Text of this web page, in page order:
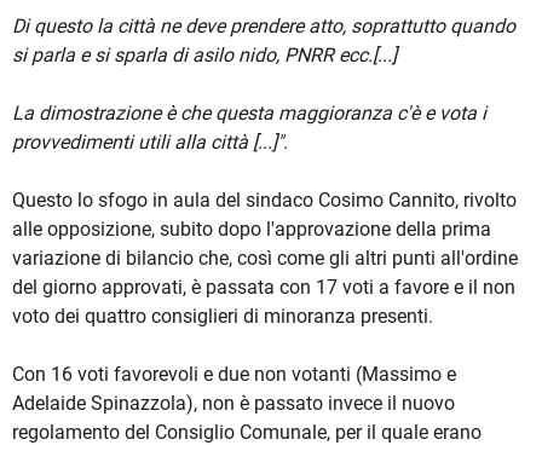
Di questo la città ne deve prendere atto, soprattutto quando
si parla e si sparla di asilo nido, PNRR ecc.[...]
La dimostrazione è che questa maggioranza c'è e vota i
provvedimenti utili alla città [...]".
Questo lo sfogo in aula del sindaco Cosimo Cannito, rivolto
alle opposizione, subito dopo l'approvazione della prima
variazione di bilancio che, così come gli altri punti all'ordine
del giorno approvati, è passata con 17 voti a favore e il non
voto dei quattro consiglieri di minoranza presenti.
Con 16 voti favorevoli e due non votanti (Massimo e
Adelaide Spinazzola), non è passato invece il nuovo
regolamento del Consiglio Comunale, per il quale erano